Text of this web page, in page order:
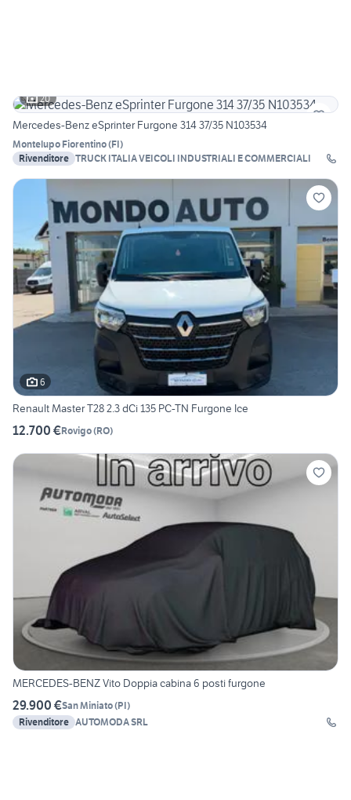
20
Mercedes-Benz eSprinter Furgone 314 37/35 N103534
Montelupo Fiorentino(FI)
Rivenditore TRUCK ITALIA VEICOLI INDUSTRIALI E COMMERCIALI
6
Renault Master T28 2.3 dCi 135 PC-TN Furgone Ice
12.700 €Rovigo(RO)
MERCEDES-BENZ Vito Doppia cabina 6 posti furgone
29.900 €San Miniato(PI)
Rivenditore AUTOMODA SRL